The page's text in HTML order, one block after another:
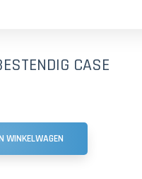
CASE
WINKELWAGEN